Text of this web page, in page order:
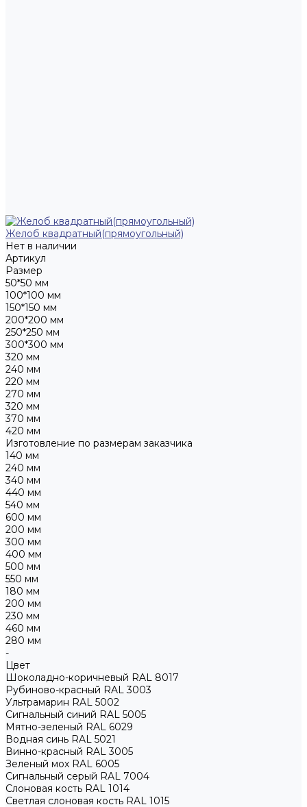
Желоб квадратный(прямоугольный)
Нет в наличии
Артикул
Размер
50*50 мм
100*100 мм
150*150 мм
200*200 мм
250*250 мм
300*300 мм
320 мм
240 мм
220 мм
270 мм
320 мм
370 мм
420 мм
Изготовление по размерам заказчика
140 мм
240 мм
340 мм
440 мм
540 мм
600 мм
200 мм
300 мм
400 мм
500 мм
550 мм
180 мм
200 мм
230 мм
460 мм
280 мм
-
Цвет
Шоколадно-коричневый RAL 8017
Рубиново-красный RAL 3003
Ультрамарин RAL 5002
Сигнальный синий RAL 5005
Мятно-зеленый RAL 6029
Водная синь RAL 5021
Винно-красный RAL 3005
Зеленый мох RAL 6005
Сигнальный серый RAL 7004
Слоновая кость RAL 1014
Светлая слоновая кость RAL 1015